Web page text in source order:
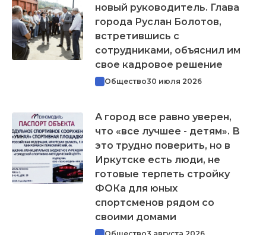
новый руководитель. Глава
города Руслан Болотов,
встретившись с
сотрудниками, объяснил им
свое кадровое решение
Общество30 июля 2026
А город все равно уверен,
что «все лучшее - детям». В
это трудно поверить, но в
Иркутске есть люди, не
готовые терпеть стройку
ФОКа для юных
спортсменов рядом со
своими домами